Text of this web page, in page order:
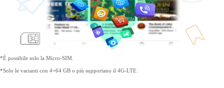
vostro smartphone vi permette di risparmiare i dati mobili del vostro
smartphone.